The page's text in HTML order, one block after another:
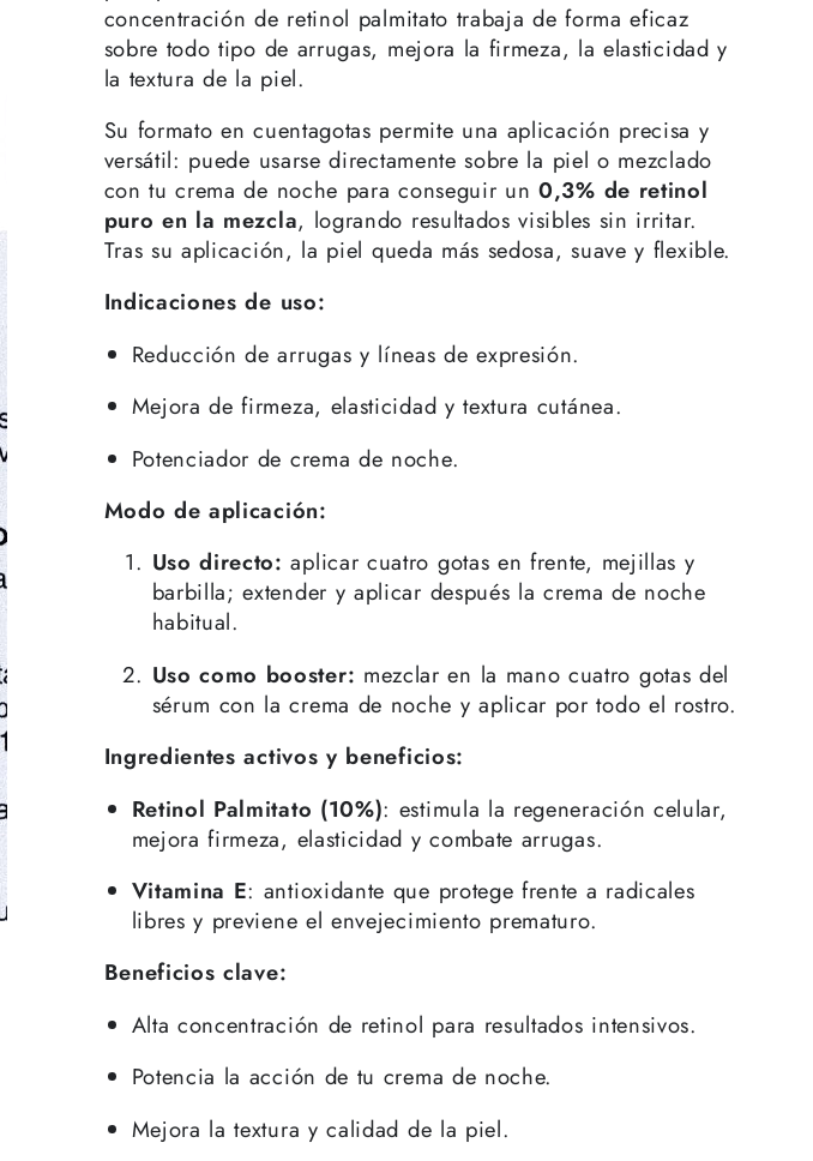
concentración de retinol palmitato trabaja de forma eficaz
sobre todo tipo de arrugas, mejora la firmeza, la elasticidad y
la textura de la piel.
Su formato en cuentagotas permite una aplicación precisa y
versátil: puede usarse directamente sobre la piel o mezclado
con tu crema de noche para conseguir un0,3% de retinol
puro en la mezcla, logrando resultados visibles sin irritar.
Tras su aplicación, la piel queda más sedosa, suave y flexible.
Indicaciones de uso:
Reducción de arrugas y líneas de expresión.
Mejora de firmeza, elasticidad y textura cutánea.
Potenciador de crema de noche.
Modo de aplicación:
Uso directo: aplicar cuatro gotas en frente, mejillas y
barbilla; extender y aplicar después la crema de noche
habitual.
Uso como booster: mezclar en la mano cuatro gotas del
sérum con la crema de noche y aplicar por todo el rostro.
Ingredientes activos y beneficios:
Retinol Palmitato (10%): estimula la regeneración celular,
mejora firmeza, elasticidad y combate arrugas.
Vitamina E: antioxidante que protege frente a radicales
libres y previene el envejecimiento prematuro.
Beneficios clave:
Alta concentración de retinol para resultados intensivos.
Potencia la acción de tu crema de noche.
Mejora la textura y calidad de la piel.